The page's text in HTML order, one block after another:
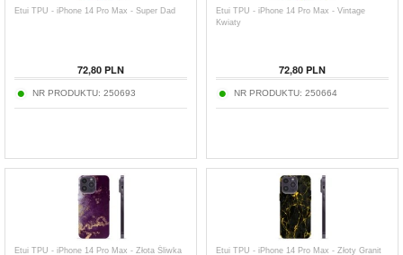
Etui TPU - iPhone 14 Pro Max - Super Dad
72,80 PLN
NR PRODUKTU: 250693
Etui TPU - iPhone 14 Pro Max - Vintage
Kwiaty
72,80 PLN
NR PRODUKTU: 250664
Etui TPU - iPhone 14 Pro Max - Złota Śliwka Etui TPU - iPhone 14 Pro Max - Złoty Granit